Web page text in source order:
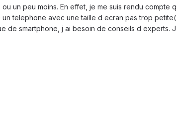
un peu moins. En effet, je me suis rendu compte
telephone avec une taille d ecran pas trop
de smartphone, j ai besoin de conseils d experts.